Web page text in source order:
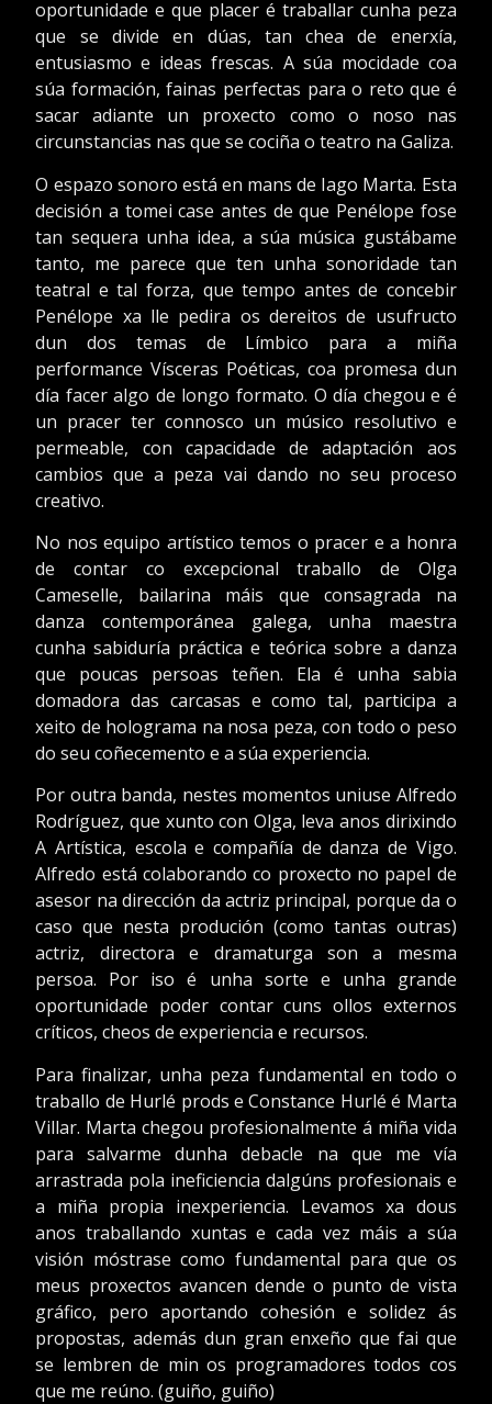
oportunidade e que placer é traballar cunha peza
que se divide en dúas, tan chea de enerxía,
entusiasmo e ideas frescas. A súa mocidade coa
súa formación, fainas perfectas para o reto que é
sacar adiante un proxecto como o noso nas
circunstancias nas que se cociña o teatro na Galiza.
O espazo sonoro está en mans de Iago Marta. Esta
decisión a tomei case antes de que Penélope fose
tan sequera unha idea, a súa música gustábame
tanto, me parece que ten unha sonoridade tan
teatral e tal forza, que tempo antes de concebir
Penélope xa lle pedira os dereitos de usufructo
dun dos temas de Límbico para a miña
performance Vísceras Poéticas, coa promesa dun
día facer algo de longo formato. O día chegou e é
un pracer ter connosco un músico resolutivo e
permeable, con capacidade de adaptación aos
cambios que a peza vai dando no seu proceso
creativo.
No nos equipo artístico temos o pracer e a honra
de contar co excepcional traballo de Olga
Cameselle, bailarina máis que consagrada na
danza contemporánea galega, unha maestra
cunha sabiduría práctica e teórica sobre a danza
que poucas persoas teñen. Ela é unha sabia
domadora das carcasas e como tal, participa a
xeito de holograma na nosa peza, con todo o peso
do seu coñecemento e a súa experiencia.
Por outra banda, nestes momentos uniuse Alfredo
Rodríguez, que xunto con Olga, leva anos dirixindo
A Artística, escola e compañía de danza de Vigo.
Alfredo está colaborando co proxecto no papel de
asesor na dirección da actriz principal, porque da o
caso que nesta produción (como tantas outras)
actriz, directora e dramaturga son a mesma
persoa. Por iso é unha sorte e unha grande
oportunidade poder contar cuns ollos externos
críticos, cheos de experiencia e recursos.
Para finalizar, unha peza fundamental en todo o
traballo de Hurlé prods e Constance Hurlé é Marta
Villar. Marta chegou profesionalmente á miña vida
para salvarme dunha debacle na que me vía
arrastrada pola ineficiencia dalgúns profesionais e
a miña propia inexperiencia. Levamos xa dous
anos traballando xuntas e cada vez máis a súa
visión móstrase como fundamental para que os
meus proxectos avancen dende o punto de vista
gráfico, pero aportando cohesión e solidez ás
propostas, además dun gran enxeño que fai que
se lembren de min os programadores todos cos
que me reúno. (guiño, guiño)